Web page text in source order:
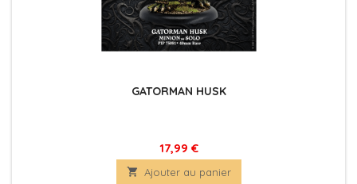
GATORMAN HUSK
17,99 €
 Ajouter au panier